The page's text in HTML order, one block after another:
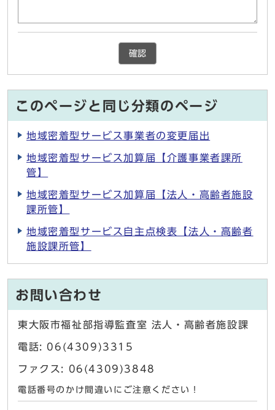
確認
このページと同じ分類のページ
地域密着型サービス事業者の変更届出
地域密着型サービス加算届【介護事業者課所
管】
地域密着型サービス加算届【法人・高齢者施設
課所管】
地域密着型サービス自主点検表【法人・高齢者
施設課所管】
お問い合わせ
東大阪市福祉部指導監査室 法人・高齢者施設課
電話: 06(4309)3315
ファクス: 06(4309)3848
電話番号のかけ間違いにご注意ください！